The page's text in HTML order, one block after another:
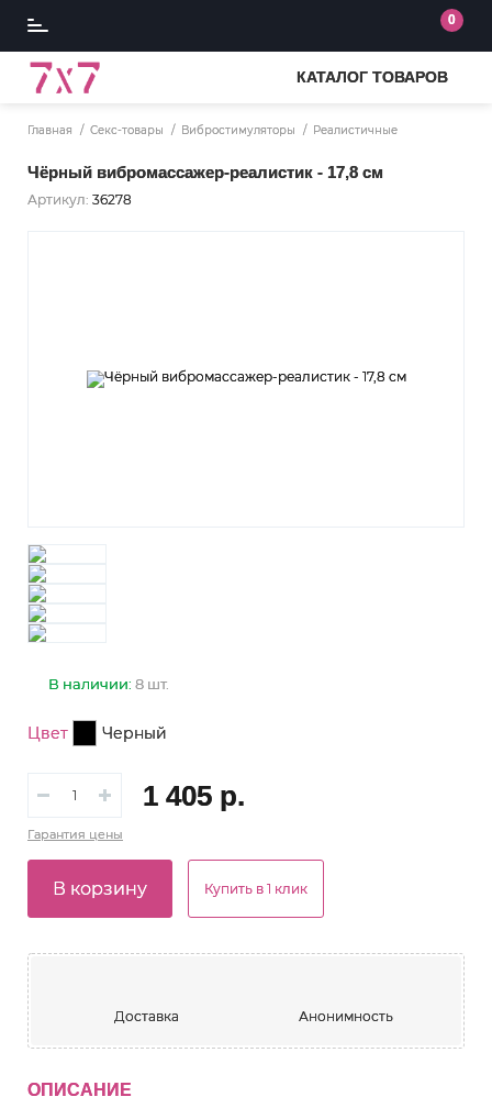
0
КАТАЛОГ ТОВАРОВ
Главная Секс-товары Вибростимуляторы Реалистичные
Чёрный вибромассажер-реалистик - 17,8 см
Артикул: 36278
В наличии: 8 шт.
Цвет Черный
Гарантия цены
1 405 р.
В корзину Купить в 1 клик
Доставка Анонимность
ОПИСАНИЕ